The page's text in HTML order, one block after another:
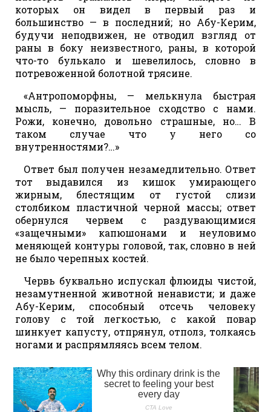
которых он видел в первый раз и
большинство — в последний; но Абу-Керим,
будучи неподвижен, не отводил взгляд от
раны в боку неизвестного, раны, в которой
что-то булькало и шевелилось, словно в
потревоженной болотной трясине.
«Антропоморфны, — мелькнула быстрая
мысль, — поразительное сходство с нами.
Рожи, конечно, довольно страшные, но… В
таком случае что у него со
внутренностями?…»
Ответ был получен незамедлительно. Ответ
тот выдавился из кишок умирающего
жирным, блестящим от густой слизи
столбиком пластичной черной массы; ответ
обернулся червем с раздувающимися
«защечными» капюшонами и неуловимо
меняющей контуры головой, так, словно в ней
не было черепных костей.
Червь буквально испускал флюиды чистой,
незамутненной животной ненависти; и даже
Абу-Керим, способный отсечь человеку
голову с той легкостью, с какой повар
шинкует капусту, отпрянул, отполз, толкаясь
ногами и распрямляясь всем телом.